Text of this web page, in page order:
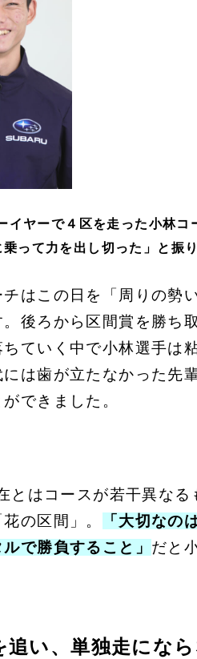
イヤーで４区を走った小林コ
乗って力を出し切った」と振
はこの日を「周りの勢
後ろから区間賞を勝ち
ていく中で小林選手は
には歯が立たなかった先
できました。
とはコースが若干異な
の区間」。
「大切なの
で勝負すること」 だと
追い、単独走にな